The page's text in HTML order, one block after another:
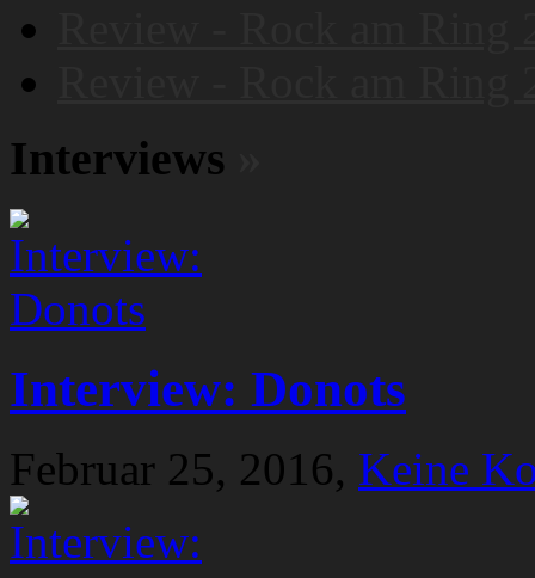
Interviews
Interview: Donots
Februar 25, 2016, Keine